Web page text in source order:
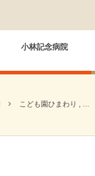
小林記念病院
こども園ひまわり , …